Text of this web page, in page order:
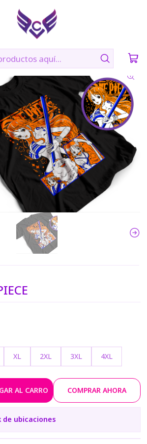
hábiles | 🚚 Envíos vía Blue Express a
SHONEN
XL 2XL 3XL 4XL
AL CARRO COMPRAR AHORA
ubicaciones